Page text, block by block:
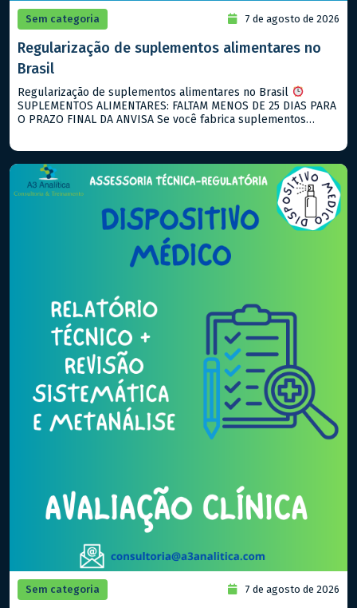
Sem categoria 7 de agosto de 2026
Regularização de suplementos alimentares no
Brasil
Regularização de suplementos alimentares no Brasil
SUPLEMENTOS ALIMENTARES: FALTAM MENOS DE 25 DIAS PARA
O PRAZO FINAL DA ANVISA Se você fabrica suplementos
990/2025: descreve […]
Sem categoria 7 de agosto de 2026